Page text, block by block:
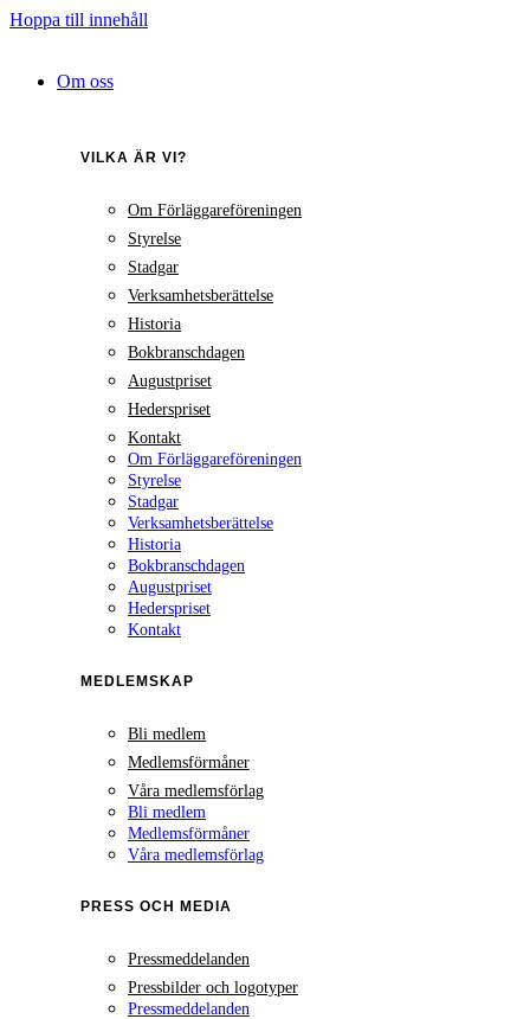
Hoppa till innehåll
Om oss
VILKA ÄR VI?
Om Förläggareföreningen
Styrelse
Stadgar
Verksamhetsberättelse
Historia
Bokbranschdagen
Augustpriset
Hederspriset
Kontakt
Om Förläggareföreningen
Styrelse
Stadgar
Verksamhetsberättelse
Historia
Bokbranschdagen
Augustpriset
Hederspriset
Kontakt
MEDLEMSKAP
Bli medlem
Medlemsförmåner
Våra medlemsförlag
Bli medlem
Medlemsförmåner
Våra medlemsförlag
PRESS OCH MEDIA
Pressmeddelanden
Pressbilder och logotyper
Pressmeddelanden